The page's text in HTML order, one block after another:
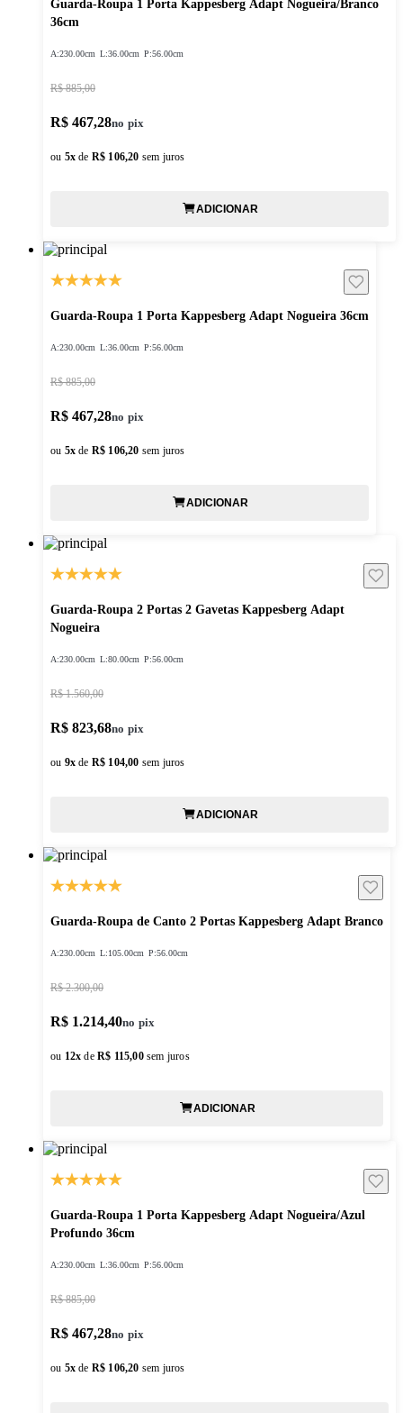
Guarda-Roupa 1 Porta Kappesberg Adapt Nogueira/Branco
36cm
A:230.00cm L:36.00cm P:56.00cm
R$ 885,00
R$ 467,28
ou 5x de R$ 106,20 sem juros
ADICIONAR
Guarda-Roupa 1 Porta Kappesberg Adapt Nogueira 36cm
A:230.00cm L:36.00cm P:56.00cm
R$ 885,00
R$ 467,28
ou 5x de R$ 106,20 sem juros
ADICIONAR
Guarda-Roupa 2 Portas 2 Gavetas Kappesberg Adapt
Nogueira
A:230.00cm L:80.00cm P:56.00cm
R$ 1.560,00
R$ 823,68
ou 9x de R$ 104,00 sem juros
ADICIONAR
Guarda-Roupa de Canto 2 Portas Kappesberg Adapt Branco
A:230.00cm L:105.00cm P:56.00cm
R$ 2.300,00
R$ 1.214,40
ou 12x de R$ 115,00sem juros
ADICIONAR
Guarda-Roupa 1 Porta Kappesberg Adapt Nogueira/Azul
Profundo 36cm
A:230.00cm L:36.00cm P:56.00cm
R$ 885,00
R$ 467,28
ou 5x de R$ 106,20 sem juros